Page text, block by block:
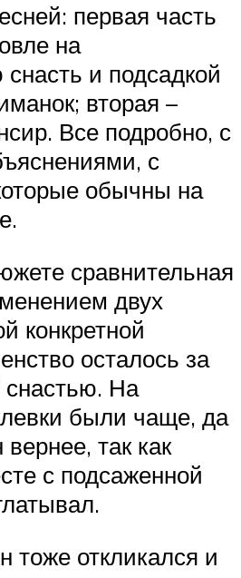
первая часть
на
и подсадкой
вторая –
Все подробно, с
с
обычны на
сравнительная
двух
конкретной
осталось за
На
были чаще, да
так как
с подсаженной
тоже откликался и